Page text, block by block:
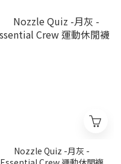
Nozzle Quiz -月灰 -